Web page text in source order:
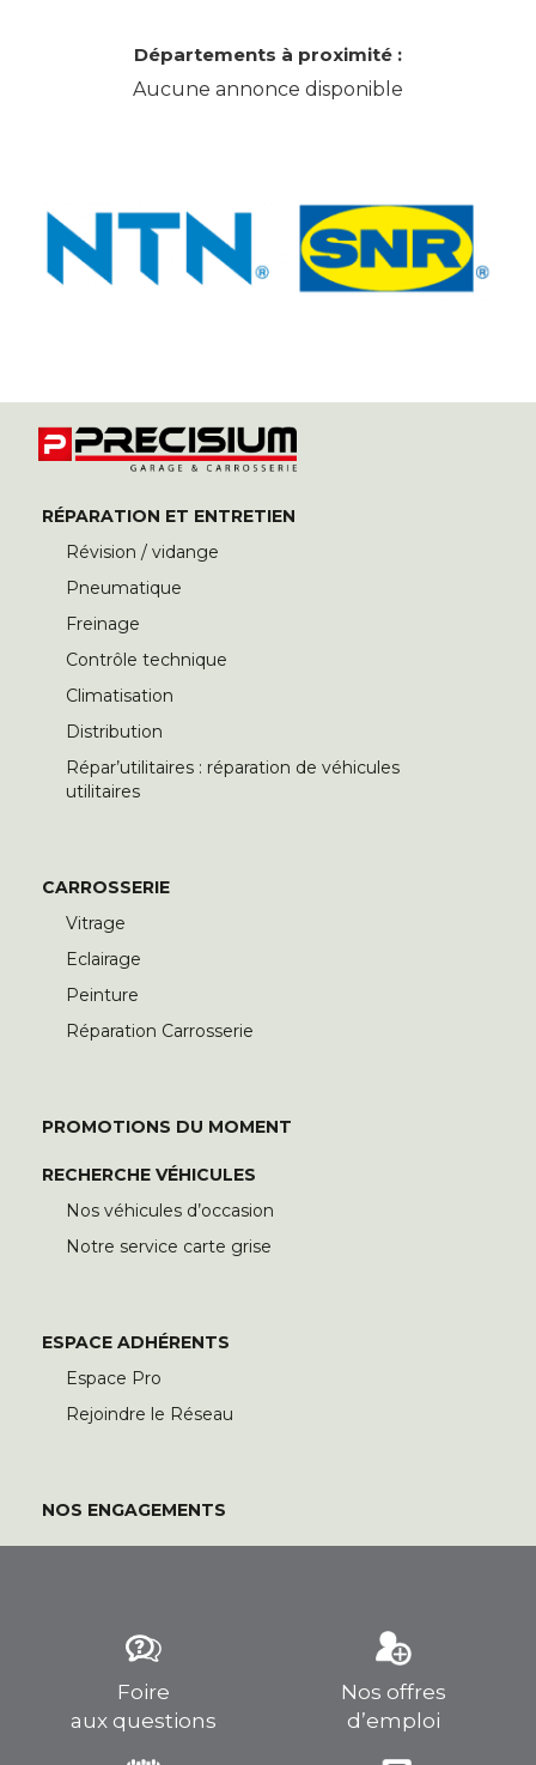
Départements à proximité :
Aucune annonce disponible
RÉPARATION ET ENTRETIEN
Révision / vidange
Pneumatique
Freinage
Contrôle technique
Climatisation
Distribution
Répar’utilitaires : réparation de véhicules
utilitaires
CARROSSERIE
Vitrage
Eclairage
Peinture
Réparation Carrosserie
PROMOTIONS DU MOMENT
RECHERCHE VÉHICULES
Nos véhicules d’occasion
Notre service carte grise
ESPACE ADHÉRENTS
Espace Pro
Rejoindre le Réseau
NOS ENGAGEMENTS
Foire
aux questions
Nos offres
d’emploi